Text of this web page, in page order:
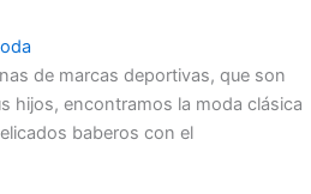
de marcas deportivas, que son
hijos, encontramos la moda clásica
baberos con el